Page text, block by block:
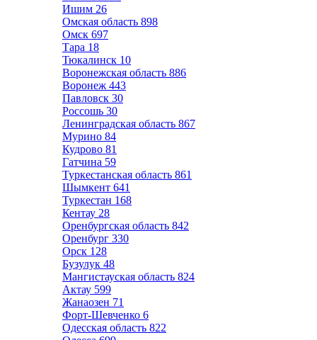
Ишим 26
Омская область 898
Омск 697
Тара 18
Тюкалинск 10
Воронежская область 886
Воронеж 443
Павловск 30
Россошь 30
Ленинградская область 867
Мурино 84
Кудрово 81
Гатчина 59
Туркестанская область 861
Шымкент 641
Туркестан 168
Кентау 28
Оренбургская область 842
Оренбург 330
Орск 128
Бузулук 48
Мангистауская область 824
Актау 599
Жанаозен 71
Форт-Шевченко 6
Одесская область 822